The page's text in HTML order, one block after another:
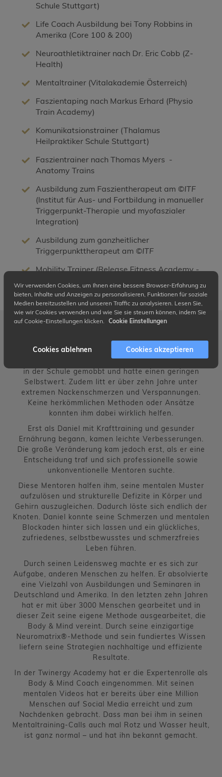
Schule Stuttgart)
Life Coach Ausbildung bei Tony Robbins in
Amerika (Core 100 & 200)
Neuroathletiktrainer nach Dr. Eric Cobb (Z-
Health)
Mentaltrainer (Vitalakademie Österreich)
Faszientaping nach Markus Erhard (Physio
Train Academy)
Komunikatsionstrainer (Thalamus
Heilpraktiker Schule Stuttgart)
Faszientrainer nach Thomas Myers -
Anatomy Trains
Ausbildung zum Faszientherapeut am ©ITF
(Institut für Aus- und Fortbildung in manueller
Triggerpunkt-Therapie und myofaszialer
Integration)
Ausbildung zum ganzheitlicher
Triggerpunkttherapeut am ©ITF
Mobility Trainer (Release Fitness Academy -
Erfahrungen & Geschichte
Daniel war in seiner Jugend sehr schüchtern, wurde
in der Schule gemobbt und hatte einen geringen
Selbstwert. Zudem litt er über zehn Jahre unter
extremen Nackenschmerzen und Verspannungen.
Keine herkömmlichen Methoden oder Ansätze
konnten ihm dabei wirklich helfen.
Erst als Daniel mit Krafttraining und gesunder
Ernährung begann, kamen leichte Verbesserungen.
Die große Veränderung kam jedoch erst, als er eine
Entscheidung traf und sich professionelle sowie
unkonventionelle Mentoren suchte.
Diese Mentoren halfen ihm, seine mentalen Muster
aufzulösen und strukturelle Defizite in Körper und
Gehirn auszugleichen. Dadurch löste sich endlich der
Knoten. Daniel konnte seine Schmerzen und mentalen
Blockaden hinter sich lassen und ein glückliches,
zufriedenes, selbstbewusstes und schmerzfreies
Leben führen.
Durch seinen Leidensweg machte er es sich zur
Aufgabe, anderen Menschen zu helfen. Er absolvierte
eine Vielzahl von Ausbildungen und Seminaren in
Deutschland und Amerika. In den letzten zehn Jahren
hat er mit über 3000 Menschen gearbeitet und in
dieser Zeit seine eigene Methode ausgearbeitet, die
Body & Mind vereint. Durch seine einzigartige
Neuromatrix®-Methode und sein fundiertes Wissen
liefern seine Strategien nachhaltige und effiziente
Resultate.
In der Twinergy Academy hat er die Expertenrolle als
Body & Mind Coach eingenommen. Mit seinen
mentalen Videos hat er bereits über eine Million
Menschen auf Social Media erreicht und zum
Nachdenken gebracht. Dass man bei ihm in seinen
Mentaltraining-Calls auch mal Rotz und Wasser heult,
ist ganz normal – und hat ihn bekannt gemacht.
Wir verwenden Cookies, um Ihnen eine bessere Browser-Erfahrung zu
bieten, Inhalte und Anzeigen zu personalisieren, Funktionen für soziale
Medien bereitzustellen und unseren Traffic zu analysieren. Lesen Sie,
wie wir Cookies verwenden und wie Sie sie steuern können, indem Sie
auf Cookie-Einstellungen klicken.
Cookie Einstellungen
Cookies ablehnen Cookies akzeptieren